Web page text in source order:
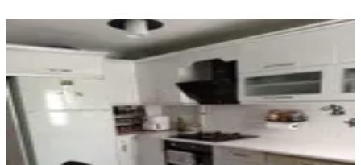
YENİ
Temiz Bakımlı Daire
Merkez, Mimar Sinan Mahallesi
·130 m² Kot 1·06.08.2026
17.750 ₺